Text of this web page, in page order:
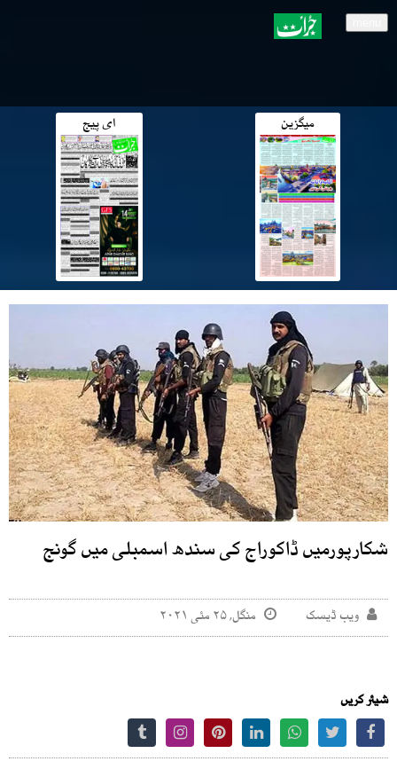
میگزین ای پیج
شکارپورمیں ڈاکوراج کی سندھ اسمبلی میں گونج
ویب ڈیسک منگل, ۲۵ مئی ۲۰۲۱
شیئر کریں